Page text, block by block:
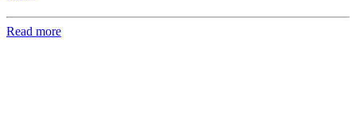
Read more